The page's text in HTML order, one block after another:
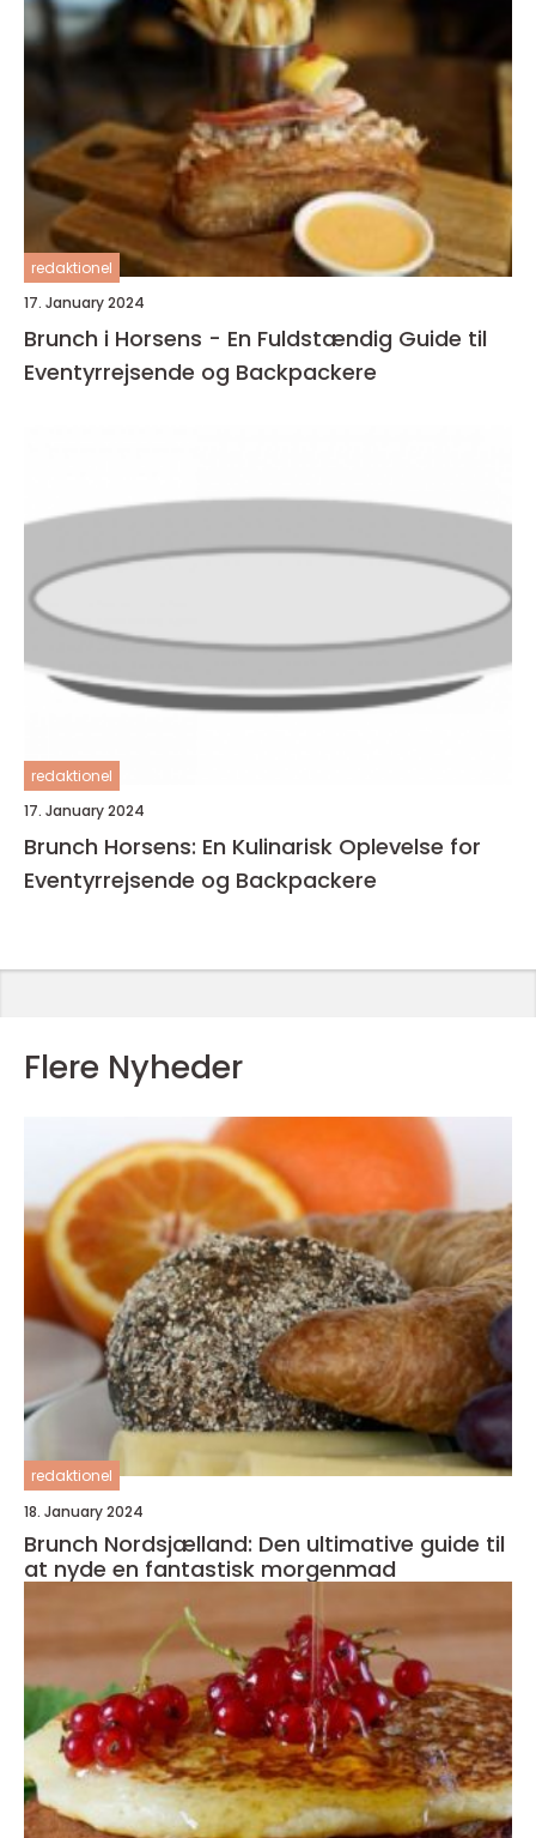
redaktionel
17. January 2024
Brunch i Horsens - En Fuldstændig Guide til
Eventyrrejsende og Backpackere
redaktionel
17. January 2024
Brunch Horsens: En Kulinarisk Oplevelse for
Eventyrrejsende og Backpackere
Flere Nyheder
redaktionel
18. January 2024
Brunch Nordsjælland: Den ultimative guide til
at nyde en fantastisk morgenmad